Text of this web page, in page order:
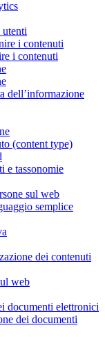
i contenuti
i contenuti
dell’informazione
(content type)
e tassonomie
sul web
semplice
dei contenuti
web
documenti elettronici
dei documenti